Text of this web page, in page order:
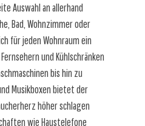
Auswahl an allerhand
Bad, Wohnzimmer oder
für jeden Wohnraum ein
und Kühlschränken
bis hin zu
Musikboxen bietet der
höher schlagen
wie Haustelefone